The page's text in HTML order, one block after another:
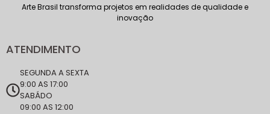
Arte Brasil transforma projetos em realidades de qualidade e
inovação
ATENDIMENTO
SEGUNDA A SEXTA
9:00 AS 17:00
SABÁDO
09:00 AS 12:00